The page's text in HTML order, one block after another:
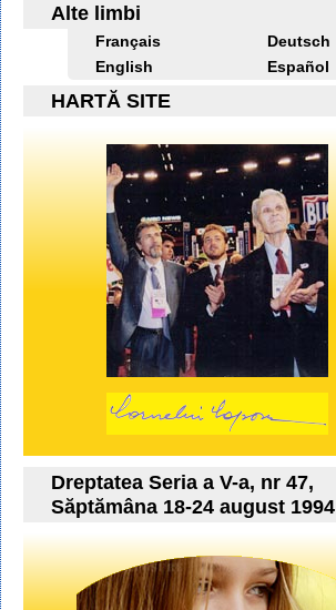
Alte limbi
Français
Deutsch
English
Español
HARTĂ SITE
Dreptatea Seria a V-a, nr 47,
Săptămâna 18-24 august 1994